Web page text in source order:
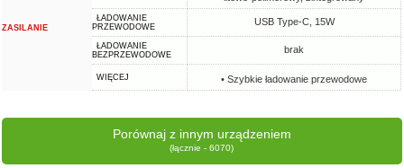
ZASILANIE
ŁADOWANIE
PRZEWODOWE
USB Type-C, 15W
ŁADOWANIE
BEZPRZEWODOWE
brak
WIĘCEJ • Szybkie ładowanie przewodowe
Porównaj z innym urządzeniem
(łącznie - 6070)